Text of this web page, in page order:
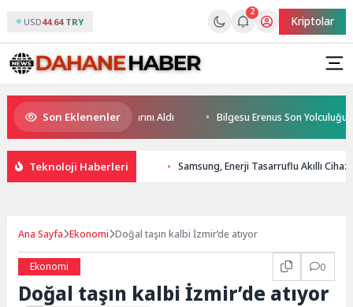
USD44.64 TRY
2
Kriptolar
Son Eklenenler
Yüzücüleri Sertifikalarını Aldı Bilgesu Erenus Son Yolculuğuna
Teknoloji Haberleri Samsung, Enerji Tasarruflu Akıllı
Ana Sayfa Ekonomi Doğal taşın kalbi İzmir’de atıyor
Ekonomi 0
Doğal taşın kalbi İzmir’de atıyor